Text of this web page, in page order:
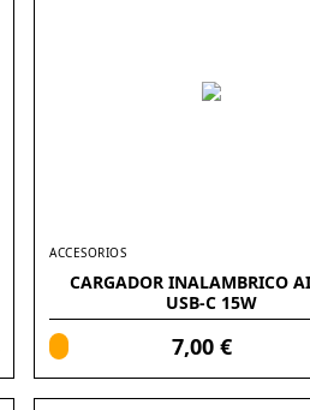
ACCESORIOS
CARGADOR INALAMBRICO
USB-C 15W
7,00 €